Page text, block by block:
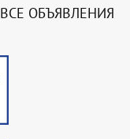
ВСЕ ОБЪЯВЛЕНИЯ